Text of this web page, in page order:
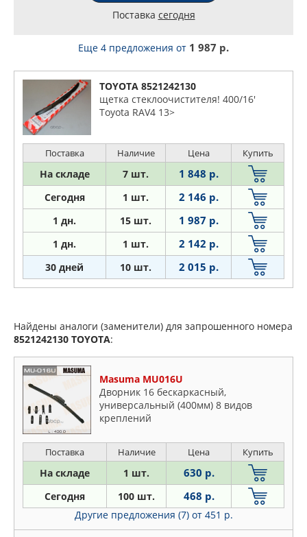
Поставка сегодня
Еще 4 предложения от 1 987 р.
TOYOTA 8521242130
щетка стеклоочистителя! 400/16'
Toyota RAV4 13>
Поставка Наличие Цена Купить
На складе 7 шт. 1 848 р.
Сегодня 1 шт. 2 146 р.
1 дн. 15 шт. 1 987 р.
1 дн. 1 шт. 2 142 р.
30 дней 10 шт. 2 015 р.
Найдены аналоги (заменители) для запрошенного номера
8521242130 TOYOTA:
Masuma MU016U
Дворник 16 бескаркасный,
универсальный (400мм) 8 видов
креплений
Поставка Наличие Цена Купить
На складе 1 шт. 630 р.
Сегодня 100 шт. 468 р.
Другие предложения (7) от 451 р.